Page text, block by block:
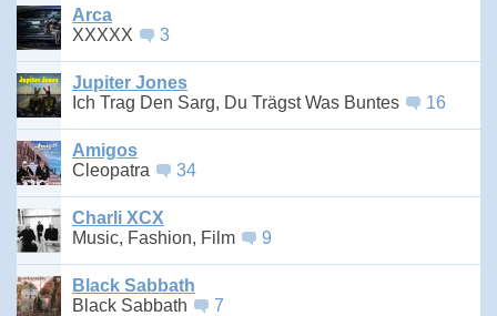
Arca
XXXXX
3
Jupiter Jones
Ich Trag Den Sarg, Du Trägst Was Buntes
16
Amigos
Cleopatra
34
Charli XCX
Music, Fashion, Film
9
Black Sabbath
Black Sabbath
7